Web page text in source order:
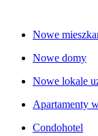
Nowe
Nowe domy
Nowe lokale
Apartamenty
Condohotel